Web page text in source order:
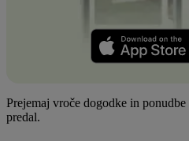
Prejemaj vroče dogodke in
predal.